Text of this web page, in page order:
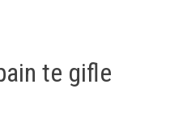
te gifle